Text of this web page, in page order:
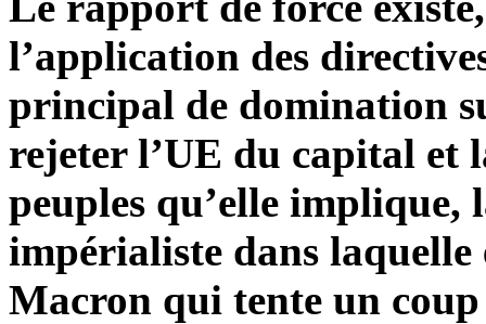
l’application des
principal de domination
rejeter l’UE du capital et
peuples qu’elle implique,
impérialiste dans laquelle
Macron qui tente un